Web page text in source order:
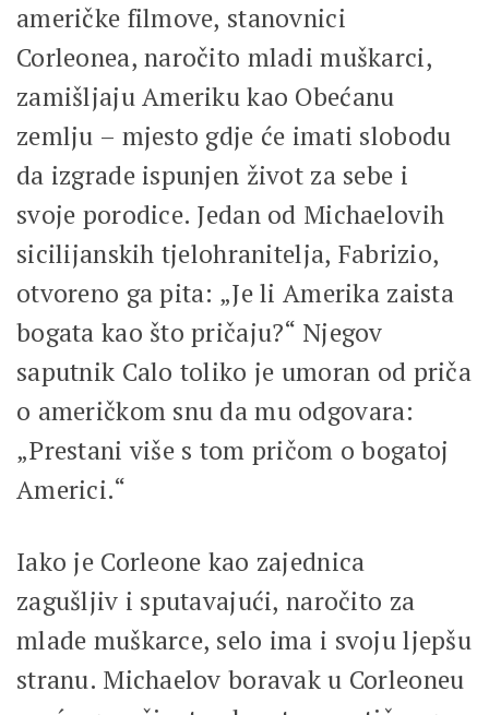
američke filmove, stanovnici
Corleonea, naročito mladi muškarci,
zamišljaju Ameriku kao Obećanu
zemlju – mjesto gdje će imati slobodu
da izgrade ispunjen život za sebe i
svoje porodice. Jedan od Michaelovih
sicilijanskih tjelohranitelja, Fabrizio,
otvoreno ga pita: „Je li Amerika zaista
bogata kao što pričaju?“ Njegov
saputnik Calo toliko je umoran od priča
o američkom snu da mu odgovara:
„Prestani više s tom pričom o bogatoj
Americi.“
Iako je Corleone kao zajednica
zagušljiv i sputavajući, naročito za
mlade muškarce, selo ima i svoju ljepšu
stranu. Michaelov boravak u Corleoneu